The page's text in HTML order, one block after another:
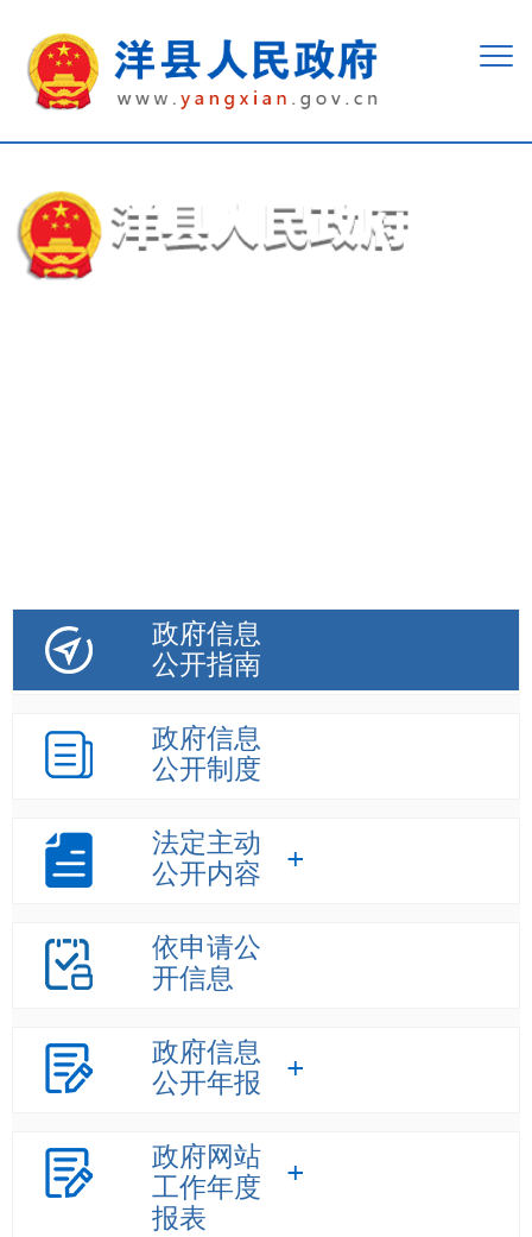
政府信息
公开指南
政府信息
公开制度
法定主动
公开内容
依申请公
开信息
政府信息
公开年报
政府网站
工作年度
报表